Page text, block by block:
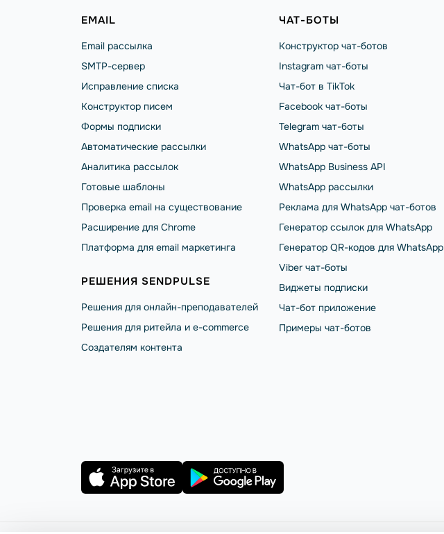
EMAIL
Email рассылка
SMTP-сервер
Исправление списка
Конструктор писем
Формы подписки
Автоматические рассылки
Аналитика рассылок
Готовые шаблоны
Проверка email на существование
Расширение для Chrome
Платформа для email маркетинга
РЕШЕНИЯ SENDPULSE
Решения для онлайн-преподавателей
Решения для ритейла и e-commerce
Создателям контента
ЧАТ-БОТЫ
Конструктор чат-ботов
Instagram чат-боты
Чат-бот в TikTok
Facebook чат-боты
Telegram чат-боты
WhatsApp чат-боты
WhatsApp Business API
WhatsApp рассылки
Реклама для WhatsApp чат-ботов
Генератор ссылок для WhatsApp
Генератор QR-кодов для WhatsApp
Viber чат-боты
Виджеты подписки
Чат-бот приложение
Примеры чат-ботов